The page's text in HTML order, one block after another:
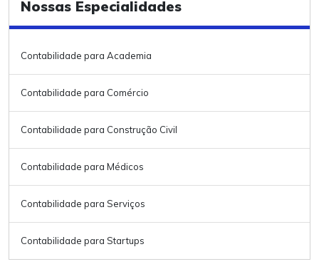
Nossas Especialidades
Contabilidade para Academia
Contabilidade para Comércio
Contabilidade para Construção Civil
Contabilidade para Médicos
Contabilidade para Serviços
Contabilidade para Startups